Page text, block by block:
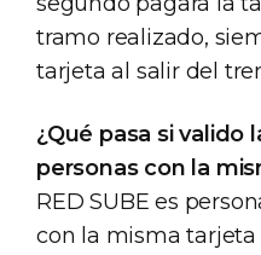
tramo realizado,
tarjeta al salir del
¿Qué pasa si valido
personas con la
RED SUBE es
con la misma tarjeta